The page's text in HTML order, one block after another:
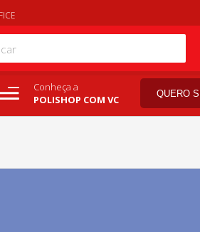
Conheça a
POLISHOP COM VC
QUERO